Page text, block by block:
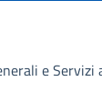
e Servizi